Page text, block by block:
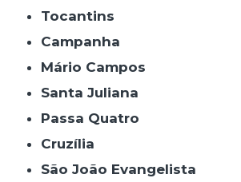
Tocantins
Campanha
Mário Campos
Santa Juliana
Passa Quatro
Cruzília
São João Evangelista